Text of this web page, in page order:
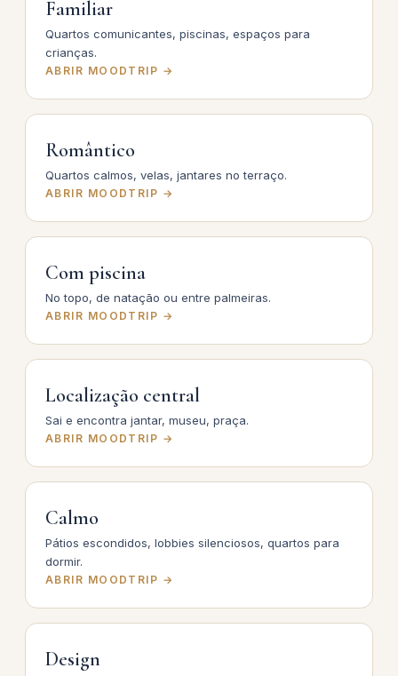
Familiar
Quartos comunicantes, piscinas, espaços para
crianças.
ABRIR MOODTRIP →
Romântico
Quartos calmos, velas, jantares no terraço.
ABRIR MOODTRIP →
Com piscina
No topo, de natação ou entre palmeiras.
ABRIR MOODTRIP →
Localização central
Sai e encontra jantar, museu, praça.
ABRIR MOODTRIP →
Calmo
Pátios escondidos, lobbies silenciosos, quartos para
dormir.
ABRIR MOODTRIP →
Design